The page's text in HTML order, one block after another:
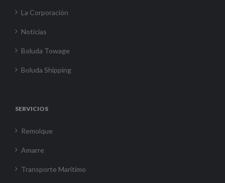
La Corporación
Noticias
Boluda Towage
Boluda Shipping
SERVICIOS
Remolque
Amarre
Transporte Marítimo